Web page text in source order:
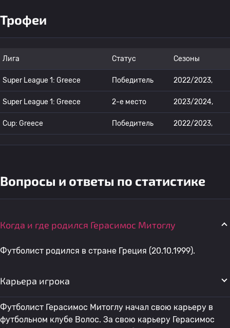
Трофеи
Лига Статус Сезоны
Super League 1: Greece Победитель 2022/2023,
Super League 1: Greece 2-е место 2023/2024,
Cup: Greece Победитель 2022/2023,
Вопросы и ответы по статистике
Когда и где родился Герасимос Митоглу
Футболист родился в стране Греция (20.10.1999).
Карьера игрока
Футболист Герасимос Митоглу начал свою карьеру в
футбольном клубе Волос. За свою карьеру Герасимос